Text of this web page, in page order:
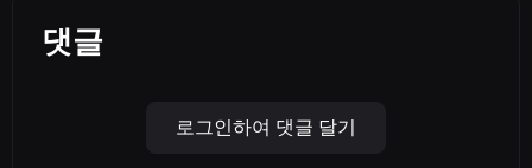
댓글
로그인하여 댓글 달기